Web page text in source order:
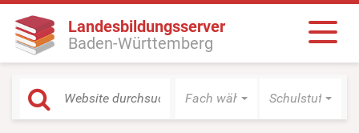
Landesbildungsserver
Baden-Württemberg
Fach wählen Schulstufe